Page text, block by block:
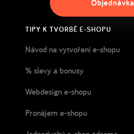
Objednávka
TIPY K TVORBĚ E-SHOPU
Návod na vytvoření e-shopu
% slevy a bonusy
Webdesign e-shopu
Pronájem e-shopu